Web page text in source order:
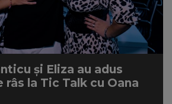
și Eliza au adus
râs la Tic Talk cu Oana